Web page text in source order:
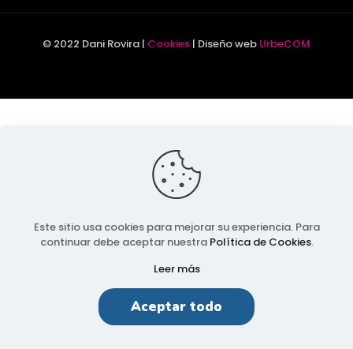
© 2022 Dani Rovira | Cookies | Diseño web UrbeCOM
Este sitio usa cookies para mejorar su experiencia. Para
continuar debe aceptar nuestra Política de Cookies.
Leer más
Aceptar todo